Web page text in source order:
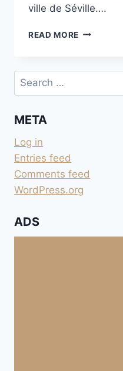
ville de Séville….
READ MORE CAMPING
DE
À
Search
for:
META
Log in
Entries feed
Comments feed
WordPress.org
ADS